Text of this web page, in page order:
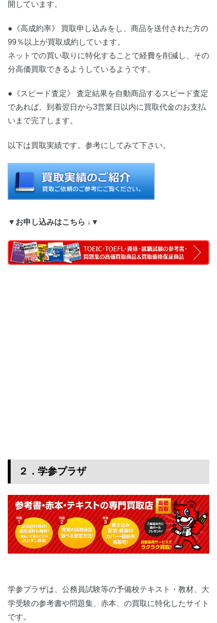
開しています。
●《高成約率》 買取申し込みをし、商品を送付された方の
99％以上が買取成約しています。
ネットでの買い取りに特化することで経費を削減し、その
分高価買取できるようしているようです。
●《スピード査定》 査定結果を自動商品するスピード査定
であれば、到着翌日から3営業日以内に買取代金のお支払
いまで完了します。
以下は買取実績です。参考にしてみて下さい。
▼お申し込みはこちら ↓▼
２．学参プラザ
学参プラザは、公務員試験等の予備校テキスト・教材、 大
学受験の参考書や問題集、赤本、 の買取に特化したサイト
です。